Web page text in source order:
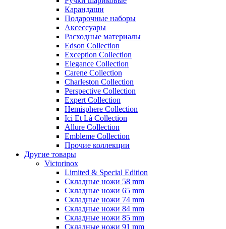
Карандаши
Подарочные наборы
Аксессуары
Расходные материалы
Edson Collection
Exception Collection
Elegance Collection
Carene Collection
Charleston Collection
Perspective Collection
Expert Collection
Hemisphere Collection
Ici Et Là Collection
Allure Collection
Embleme Collection
Прочие коллекции
Другие товары
Victorinox
Limited & Special Edition
Складные ножи 58 mm
Складные ножи 65 mm
Складные ножи 74 mm
Складные ножи 84 mm
Складные ножи 85 mm
Складные ножи 91 mm